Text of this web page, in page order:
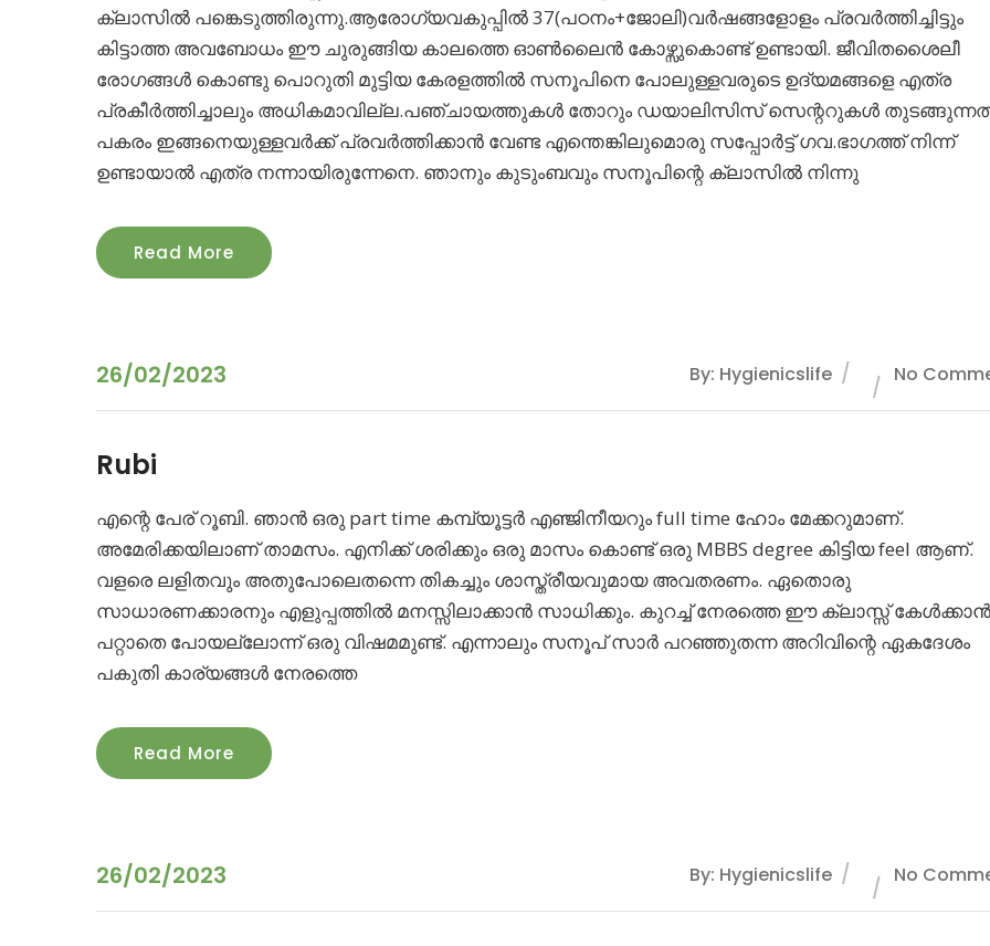
ക്ലാസിൽ പങ്കെടുത്തിരുന്നു.ആരോഗ്യവകുപ്പിൽ 37(പഠനം+ജോലി)വർഷങ്ങളോളം പ്രവർത്തിച്ചിട്ടും
കിട്ടാത്ത അവബോധം ഈ ചുരുങ്ങിയ കാലത്തെ ഓൺലൈൻ കോഴ്സുകൊണ്ട് ഉണ്ടായി. ജീവിതശൈലീ
രോഗങ്ങൾ കൊണ്ടു പൊറുതി മുട്ടിയ കേരളത്തിൽ സനൂപിനെ പോലുള്ളവരുടെ ഉദ്യമങ്ങളെ എത്ര
പ്രകീർത്തിച്ചാലും അധികമാവില്ല.പഞ്ചായത്തുകൾ തോറും ഡയാലിസിസ് സെന്ററുകൾ
പകരം ഇങ്ങനെയുള്ളവർക്ക് പ്രവർത്തിക്കാൻ വേണ്ട എന്തെങ്കിലുമൊരു സപ്പോർട്ട് ഗവ.ഭാഗത്ത് നിന്ന്
ഉണ്ടായാൽ എത്ര നന്നായിരുന്നേനെ. ഞാനും കുടുംബവും സനൂപിന്റെ ക്ലാസിൽ നിന്നു
Read More
26/02/2023 By: Hygienicslife No
Rubi
എന്റെ പേര്‌ റൂബി. ഞാൻ ഒരു part time കമ്പ്യൂട്ടർ എഞ്ജിനീയറും full time ഹോം മേക്കറുമാണ്‌.
അമേരിക്കയിലാണ്‌ താമസം. എനിക്ക്‌ ശരിക്കും ഒരു മാസം കൊണ്ട്‌ ഒരു MBBS degree കിട്ടിയ feel ആണ്‌.
വളരെ ലളിതവും അതുപോലെതന്നെ തികച്ചും ശാസ്ത്രീയവുമായ അവതരണം. ഏതൊരു
സാധാരണക്കാരനും എളുപ്പത്തിൽ മനസ്സിലാക്കാൻ സാധിക്കും. കുറച്ച്‌ നേരത്തെ ഈ ക്ലാസ്സ്‌ കേൾക്കാൻ
പറ്റാതെ പോയല്ലോന്ന് ഒരു വിഷമമുണ്ട്‌. എന്നാലും സനൂപ്‌ സാർ പറഞ്ഞുതന്ന അറിവിന്റെ ഏകദേശം
പകുതി കാര്യങ്ങൾ നേരത്തെ
Read More
26/02/2023 By: Hygienicslife No